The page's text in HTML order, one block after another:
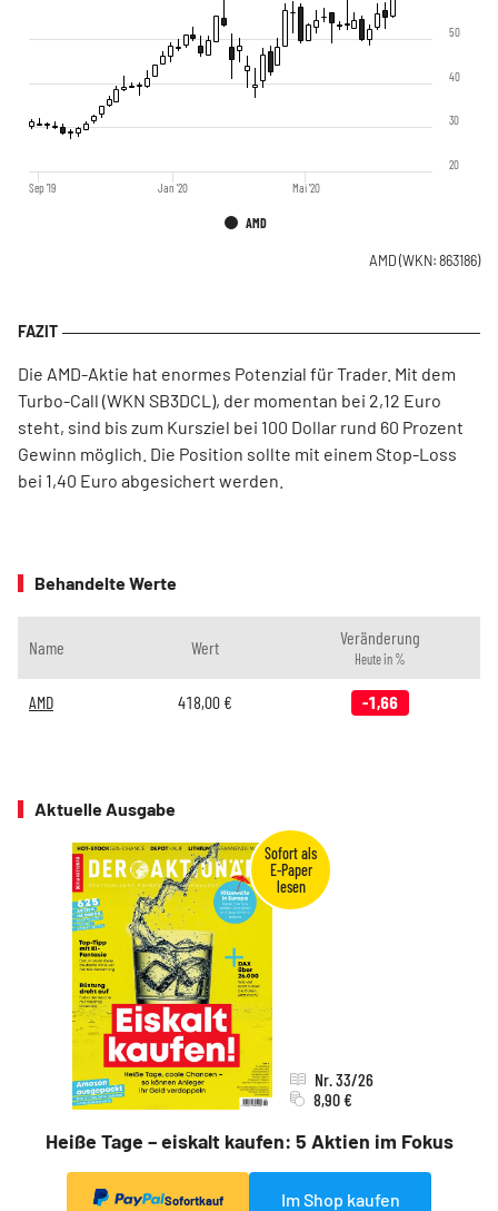
AMD
Jan '20
Sep '19 Mai '20
20
30
40
50
AMD (WKN: 863186)
Die AMD-Aktie hat enormes Potenzial für Trader. Mit dem
Turbo-Call (WKN SB3DCL), der momentan bei 2,12 Euro
steht, sind bis zum Kursziel bei 100 Dollar rund 60 Prozent
Gewinn möglich. Die Position sollte mit einem Stop-Loss
bei 1,40 Euro abgesichert werden.
Behandelte Werte
Name Wert Veränderung
Heute in %
AMD 418,00 € -1,66
Aktuelle Ausgabe
Heiße Tage – eiskalt kaufen: 5 Aktien im Fokus
Nr. 33/26
8,90 €
Sofortkauf Im Shop kaufen